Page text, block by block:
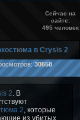
Сейчас на
сайте:
495 человек
в Crysis 2
30658
2 . В
2 , которые
из убитых